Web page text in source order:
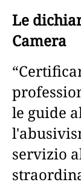
Le
Camera
le guide
servizio